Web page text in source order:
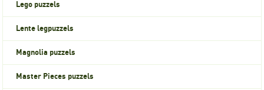
Lego puzzels
Lente legpuzzels
Magnolia puzzels
Master Pieces puzzels